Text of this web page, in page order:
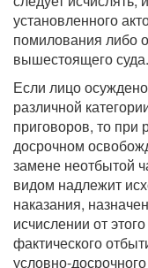
установленного
помилования либо
вышестоящего суда.
Если лицо
различной
приговоров, то
досрочном
замене неотбытой
видом надлежит
наказания,
исчислении от
фактического
условно-